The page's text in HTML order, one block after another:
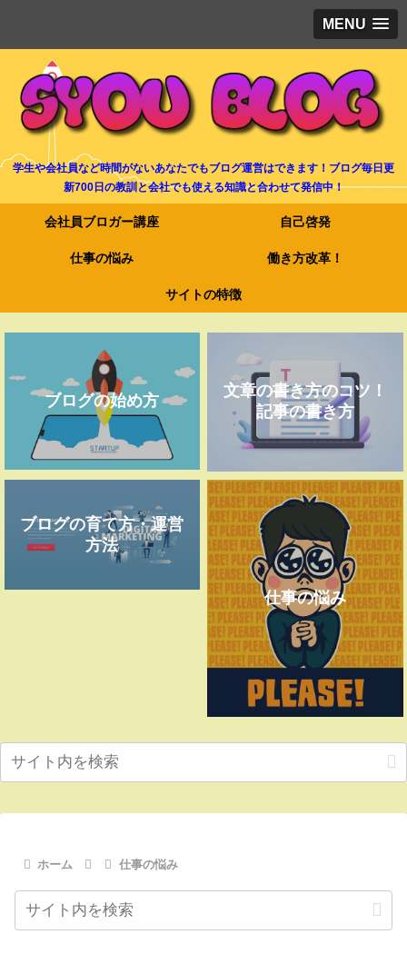
MENU
学生や会社員など時間がないあなたでもブログ運営はできます！ブログ毎日更
新700日の教訓と会社でも使える知識と合わせて発信中！
会社員ブロガー講座 自己啓発
仕事の悩み 働き方改革！
サイトの特徴
ブログの始め方
文章の書き方のコツ！
記事の書き方
ブログの育て方・運営
方法
仕事の悩み
ホーム 仕事の悩み